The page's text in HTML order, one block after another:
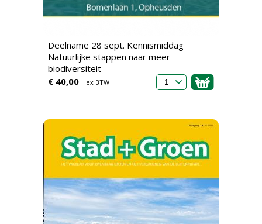
Deelname 28 sept. Kennismiddag
Natuurlijke stappen naar meer
biodiversiteit
€ 40,00
ex BTW